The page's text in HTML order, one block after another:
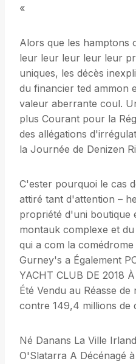
«
Alors que les hamptons
leur leur leur leur leur
uniques, les décès
du financier ted ammon
valeur aberrante coul.
plus Courant pour la
des allégations
la Journée de Denizen
C'ester pourquoi le cas
attiré tant d'attention –
propriété d'uni boutique
montauk complexe et
qui a com la
Gurney's a Également
YACHT CLUB DE 2018
Été Vendu au Réasse
contre 149,4 millions de
Né Danans La Ville
O'Slatarra A Décénagé